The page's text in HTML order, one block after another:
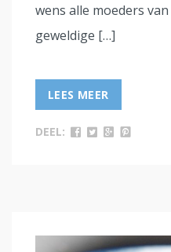
wens alle moeders
geweldige […]
LEES MEER
DEEL: